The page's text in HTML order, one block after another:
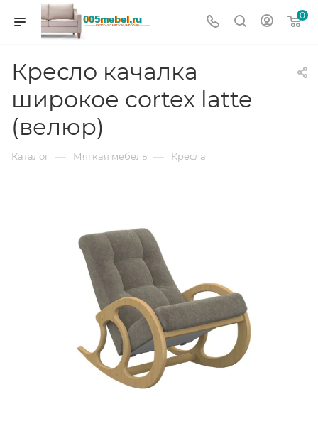
0
Кресло качалка
широкое cortex latte
(велюр)
Каталог — Мягкая мебель — Кресла